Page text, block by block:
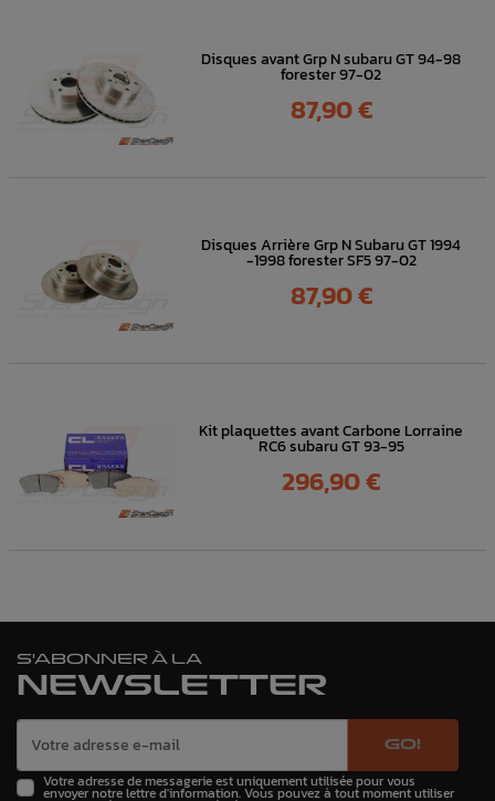
Disques avant Grp N subaru GT 94-98
forester 97-02
Prix
87,90 €
Disques Arrière Grp N Subaru GT 1994
-1998 forester SF5 97-02
Prix
87,90 €
Kit plaquettes avant Carbone Lorraine
RC6 subaru GT 93-95
Prix
296,90 €
S'ABONNER À LA
NEWSLETTER
GO!
Votre adresse de messagerie est uniquement utilisée pour vous
envoyer notre lettre d'information. Vous pouvez à tout moment utiliser